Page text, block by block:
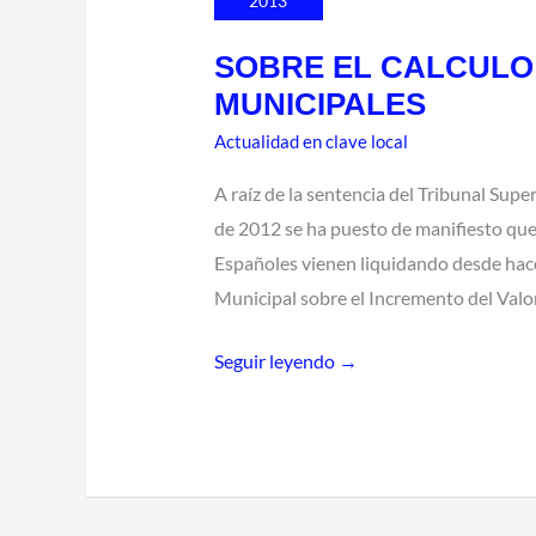
SOBRE EL
MUNICIPALES
Actualidad en clave local
A raíz de la sentencia del Tribunal
de 2012 se ha puesto de manifiesto
Españoles vienen liquidando desde
Municipal sobre el Incremento del
LAS
PLUSVALIAS
MUNICIPALES
Seguir leyendo →